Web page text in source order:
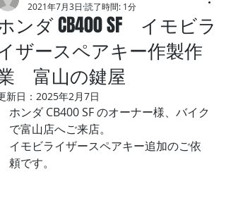
ンダ CB400 SF イモビラ
ザースペアキー作製作
富山の鍵屋
2021年7月3日 読了時間: 1分
新日： 2025年2月7日
ホンダ CB400 SF のオーナー様、バイク
で富山店へご来店。
イモビライザースペアキー追加のご依
頼です。